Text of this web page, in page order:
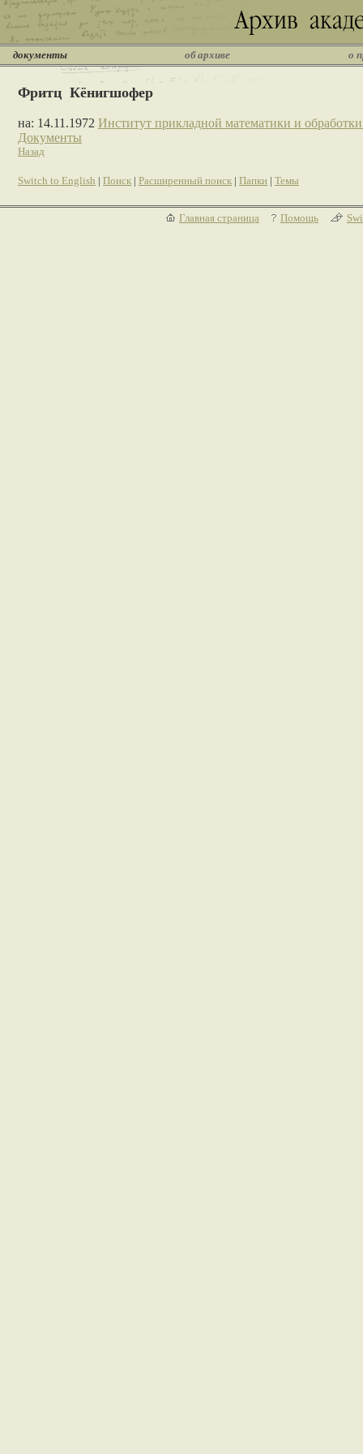
документы об архиве о
Фритц Кёнигшофер
на: 14.11.1972 Институт прикладной математики и
Документы
Назад
Switch to English | Поиск | Расширенный поиск | Папки | Темы
Главная страница Помощь